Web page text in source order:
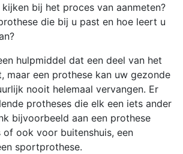
bij het proces van aanmeten?
die bij u past en hoe leert u
hulpmiddel dat een deel van het
maar een prothese kan uw gezonde
nooit helemaal vervangen. Er
protheses die elk een iets ander
bijvoorbeeld aan een prothese
of ook voor buitenshuis, een
sportprothese.